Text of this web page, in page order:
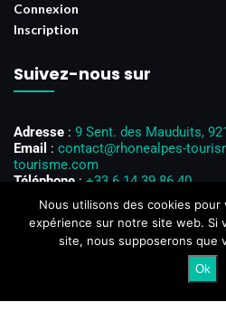
Connexion
Inscription
Suivez-nous sur
Adresse : 9 Sent. des Mauduits,
Email : contact@rhonealpes-
tourisme.com
Téléphone : +33 6 14 39 86 40
Horaires d’ouverture
: Du lundi au
Nous utilisons des cookies pour
expérience sur notre site web. Si
site, nous supposerons que
Ok